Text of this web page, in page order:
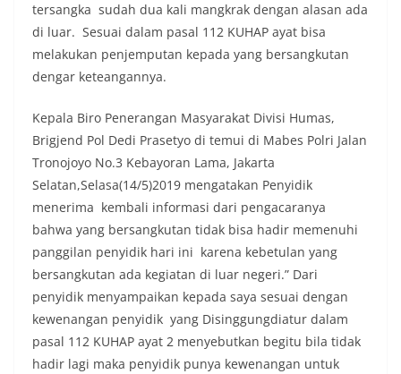
tersangka sudah dua kali mangkrak dengan alasan ada
di luar. Sesuai dalam pasal 112 KUHAP ayat bisa
melakukan penjemputan kepada yang bersangkutan
dengar keteangannya.
Kepala Biro Penerangan Masyarakat Divisi Humas,
Brigjend Pol Dedi Prasetyo di temui di Mabes Polri Jalan
Tronojoyo No.3 Kebayoran Lama, Jakarta
Selatan,Selasa(14/5)2019 mengatakan Penyidik
menerima kembali informasi dari pengacaranya
bahwa yang bersangkutan tidak bisa hadir memenuhi
panggilan penyidik hari ini karena kebetulan yang
bersangkutan ada kegiatan di luar negeri.” Dari
penyidik menyampaikan kepada saya sesuai dengan
kewenangan penyidik yang Disinggungdiatur dalam
pasal 112 KUHAP ayat 2 menyebutkan begitu bila tidak
hadir lagi maka penyidik punya kewenangan untuk